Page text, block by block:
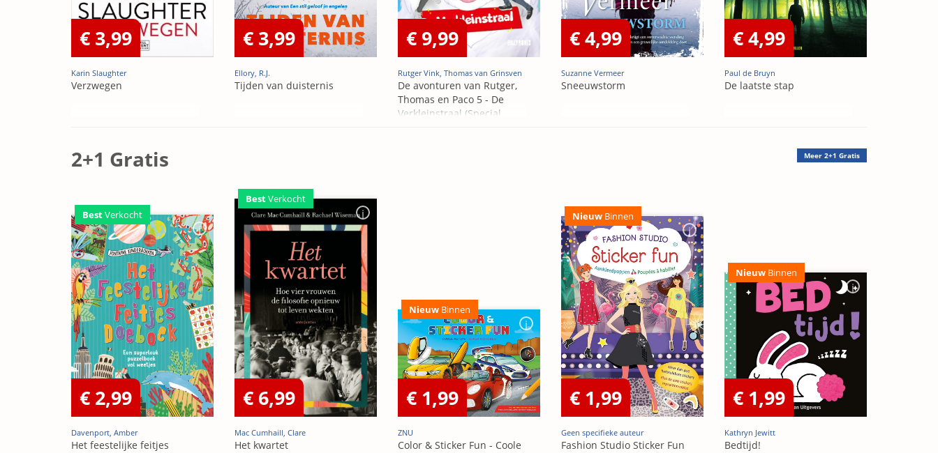
€ 3,99
Karin Slaughter
Verzwegen
€ 3,99
Ellory, R.J.
Tijden van duisternis
€ 9,99
Rutger Vink, Thomas van Grinsven
De avonturen van Rutger,
Thomas en Paco 5 - De
Verkleinstraal (Special
€ 4,99
Suzanne Vermeer
Sneeuwstorm
€ 4,99
Paul de Bruyn
De laatste stap
2+1 Gratis Meer 2+1 Gratis
BestVerkocht
€ 2,99
Davenport, Amber
Het feestelijke feitjes
BestVerkocht
€ 6,99
Mac Cumhaill, Clare
Het kwartet
Nieuw Binnen
€ 1,99
ZNU
Color & Sticker Fun - Coole
Nieuw Binnen
€ 1,99
Geen specifieke auteur
Fashion Studio Sticker Fun
Nieuw Binnen
€ 1,99
Kathryn Jewitt
Bedtijd!